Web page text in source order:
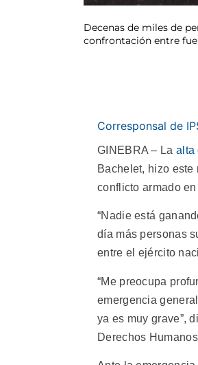
Decenas de miles de
confrontación entre
Corresponsal de
GINEBRA – La alta
Bachelet, hizo este
conflicto armado
“Nadie está
día más personas
entre el ejército
“Me preocupa
emergencia
ya es muy grave”,
Derechos